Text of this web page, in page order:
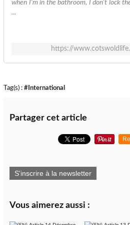
when I'm in the bathroom, I don't lock
...
https://
Tag(s) : #International
Partager cet article
S'inscrire à la newsletter
Vous aimerez aussi :